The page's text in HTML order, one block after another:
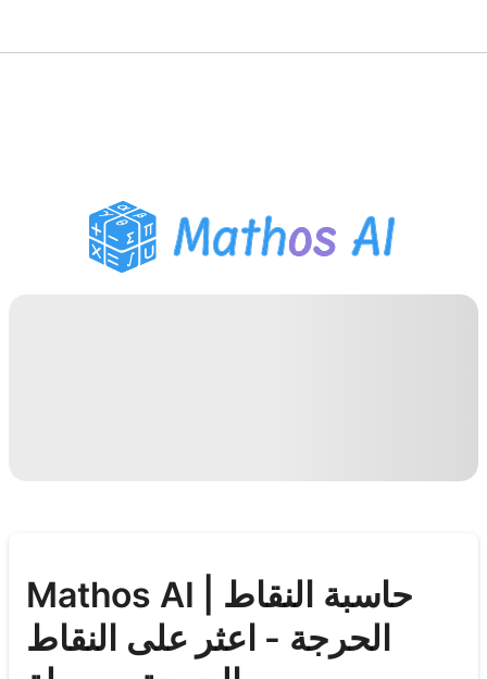
مساعد واجبات PDF
أدوات الدراسة
Mathos AI | حاسبة النقاط
الحرجة - اعثر على النقاط